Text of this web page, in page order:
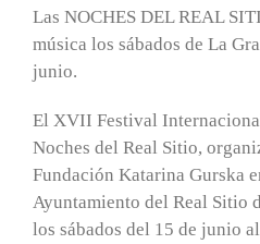
Las NOCHES DEL REAL
música los sábados de La
junio.
El XVII Festival
Noches del Real Sitio,
Fundación Katarina Gurska
Ayuntamiento del Real Sitio
los sábados del 15 de junio